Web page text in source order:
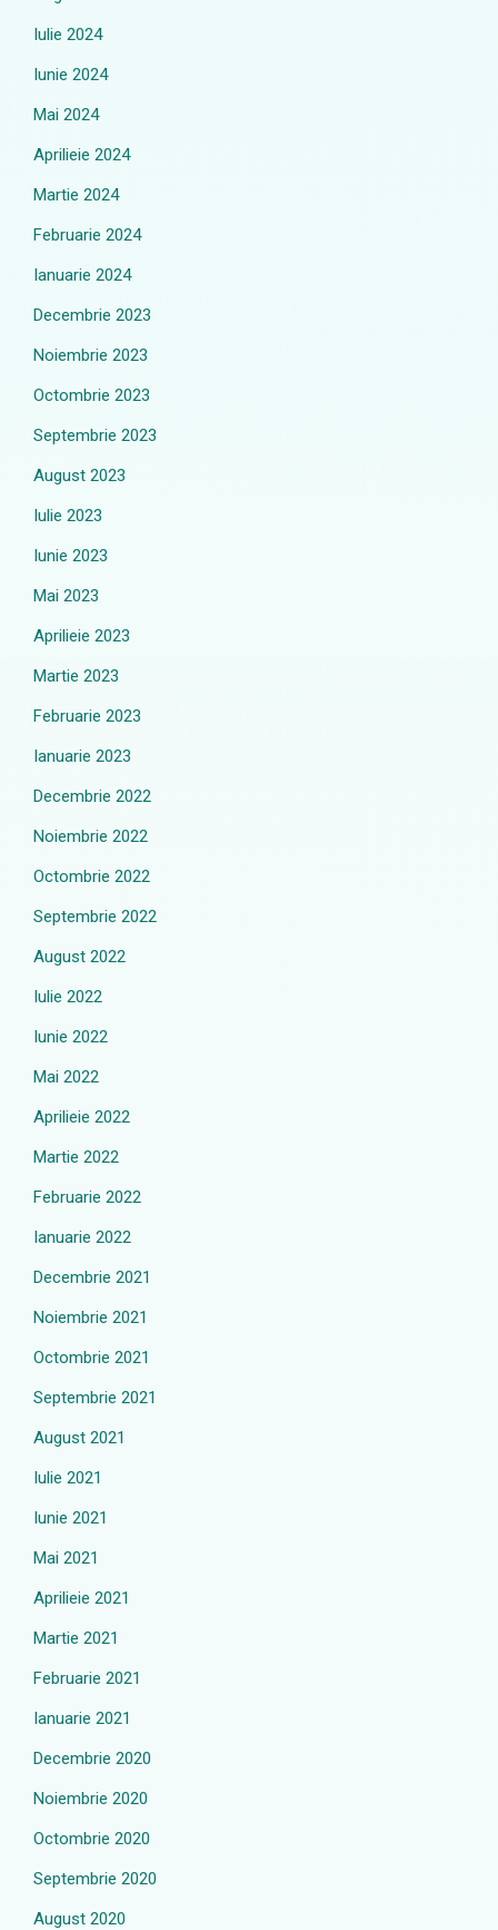
Iulie 2024
Iunie 2024
Mai 2024
Aprilieie 2024
Martie 2024
Februarie 2024
Ianuarie 2024
Decembrie 2023
Noiembrie 2023
Octombrie 2023
Septembrie 2023
August 2023
Iulie 2023
Iunie 2023
Mai 2023
Aprilieie 2023
Martie 2023
Februarie 2023
Ianuarie 2023
Decembrie 2022
Noiembrie 2022
Octombrie 2022
Septembrie 2022
August 2022
Iulie 2022
Iunie 2022
Mai 2022
Aprilieie 2022
Martie 2022
Februarie 2022
Ianuarie 2022
Decembrie 2021
Noiembrie 2021
Octombrie 2021
Septembrie 2021
August 2021
Iulie 2021
Iunie 2021
Mai 2021
Aprilieie 2021
Martie 2021
Februarie 2021
Ianuarie 2021
Decembrie 2020
Noiembrie 2020
Octombrie 2020
Septembrie 2020
August 2020